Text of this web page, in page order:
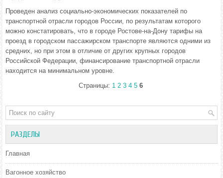
Проведен анализ социально-экономических показателей по
транспортной отрасли городов России, по результатам которого
можно констатировать, что в городе Ростове-на-Дону тарифы на
проезд в городском пассажирском транспорте являются одними из
средних, но при этом в отличие от других крупных городов
Российской Федерации, финансирование транспортной отрасли
находится на минимальном уровне.
Страницы: 1 2 3 4 5 6
РАЗДЕЛЫ
Главная
Вагонное хозяйство